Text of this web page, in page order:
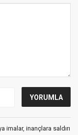
imalar, inançlara saldırı